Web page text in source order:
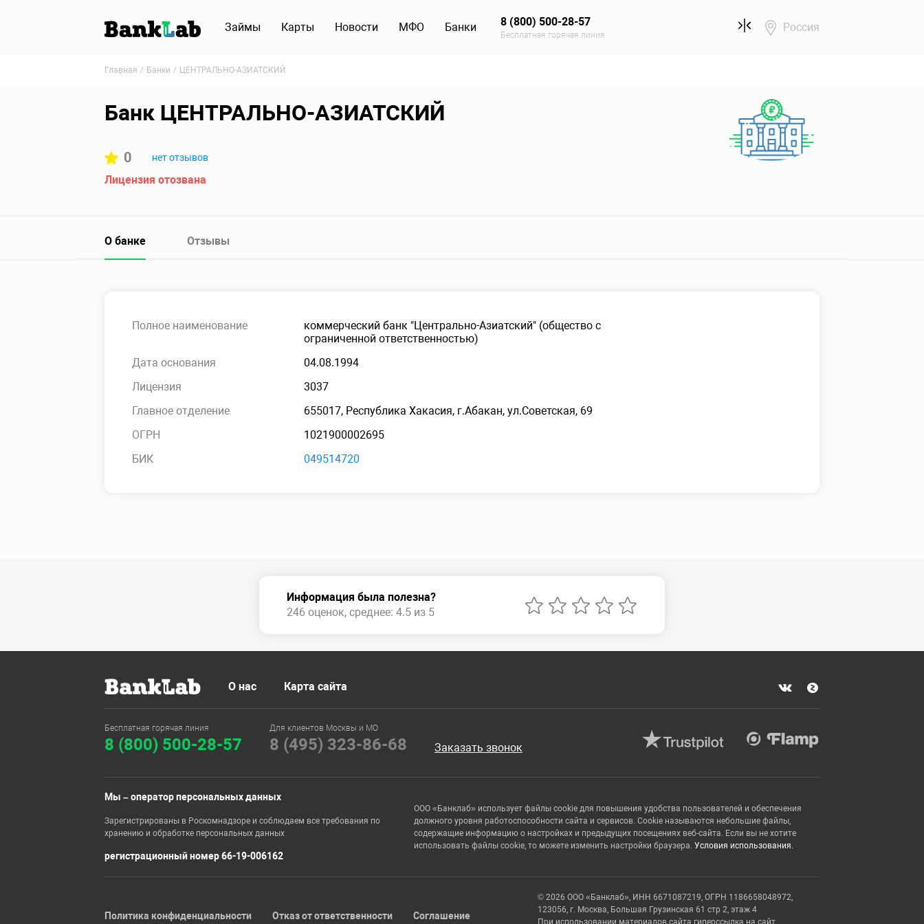
Займы Карты Новости МФО Банки 8 (800) 500-28-57
Бесплатная горячая линия
Россия
Главная Банки ЦЕНТРАЛЬНО-АЗИАТСКИЙ
Банк ЦЕНТРАЛЬНО-АЗИАТСКИЙ
0 нет отзывов
Лицензия отозвана
О банке Отзывы
Полное наименование
коммерческий банк "Центрально-Азиатский" (общество с
ограниченной ответственностью)
Дата основания
04.08.1994
Лицензия
3037
Главное отделение
655017, Республика Хакасия, г.Абакан, ул.Советская, 69
ОГРН
1021900002695
БИК
049514720
Информация была полезна?
246 оценок, среднее: 4.5 из 5
О нас Карта сайта
Бесплатная горячая линия
8 (800) 500-28-57
Для клиентов Москвы и МО
8 (495) 323-86-68 Заказать звонок
Мы – оператор персональных данных
Зарегистрированы в Роскомнадзоре и соблюдаем все требования по
хранению и обработке персональных данных
регистрационный номер 66-19-006162
ООО «Банклаб» использует файлы cookie для повышения удобства пользователей и обеспечения
должного уровня работоспособности сайта и сервисов. Cookie называются небольшие файлы,
содержащие информацию о настройках и предыдущих посещениях веб-сайта. Если вы не хотите
использовать файлы cookie, то можете изменить настройки браузера. Условия использования.
Политика конфиденциальности Отказ от ответственности Соглашение
© 2026 ООО «Банклаб», ИНН 6671087219, ОГРН 1186658048972,
123056, г. Москва, Большая Грузинская 61 стр 2, этаж 4
При использовании материалов сайта гиперссылка на сайт